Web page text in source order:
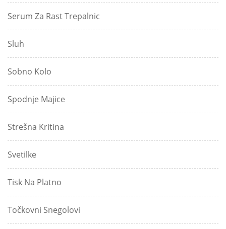
Serum Za Rast Trepalnic
Sluh
Sobno Kolo
Spodnje Majice
Strešna Kritina
Svetilke
Tisk Na Platno
Točkovni Snegolovi